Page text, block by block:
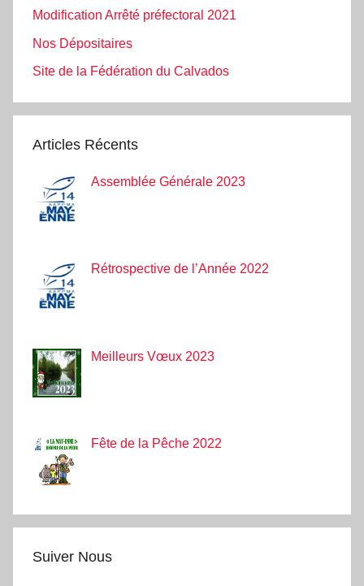
Modification Arrêté préfectoral 2021
Nos Dépositaires
Site de la Fédération du Calvados
Articles Récents
Assemblée Générale 2023
Rétrospective de l’Année 2022
Meilleurs Vœux 2023
Fête de la Pêche 2022
Suiver Nous